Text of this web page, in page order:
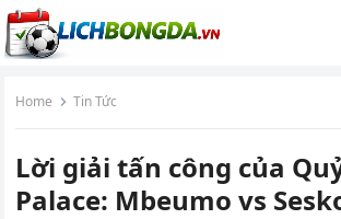
Home Tin Tức
Lời giải tấn công của
Palace: Mbeumo vs